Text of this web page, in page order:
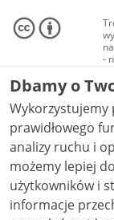
-
Dbamy o
Wykorzystujemy
prawidłowego
analizy ruchu i
możemy lepiej
użytkowników i stale
informacje